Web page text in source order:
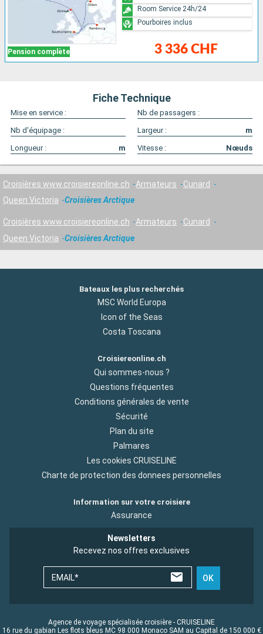
Pension complète 3 336 CHF
Room Service 24h/24
Pourboires inclus
Fiche Technique
Mise en service :
Nb de passagers :
Nb d'équipage :
Largeur :
m
Longueur :
m Vitesse : Nœuds
Croisières www.croisiereonline.ch Armateurs
Cunard
Queen Victoria
Croisières Arctique
Croisières www.croisiereonline.ch Armateurs
Cunard
Queen Victoria
Croisières Arctique
Bateaux les plus recherchés
MSC World Europa
Icon of the Seas
Costa Toscana
Croisiereonline.ch
Qui sommes-nous ?
Questions fréquentes
Conditions générales de vente
Sécurité
Plan du site
Palmares
Les cookies CRUISELINE
Charte de protection des donnees personnelles
Information sur votre croisiere
Assurance
Newsletters
Recevez nos offres exclusives
EMAIL* OK
Agence de voyage spécialisée croisière - CRUISELINE
16 rue du gabian Les flots bleus MC 98 000 Monaco SAM au Capital de 150 000 €